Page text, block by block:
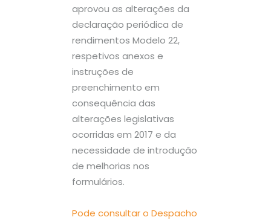
aprovou as alterações da
declaração periódica de
rendimentos Modelo 22,
respetivos anexos e
instruções de
preenchimento em
consequência das
alterações legislativas
ocorridas em 2017 e da
necessidade de introdução
de melhorias nos
formulários.
Pode consultar o Despacho